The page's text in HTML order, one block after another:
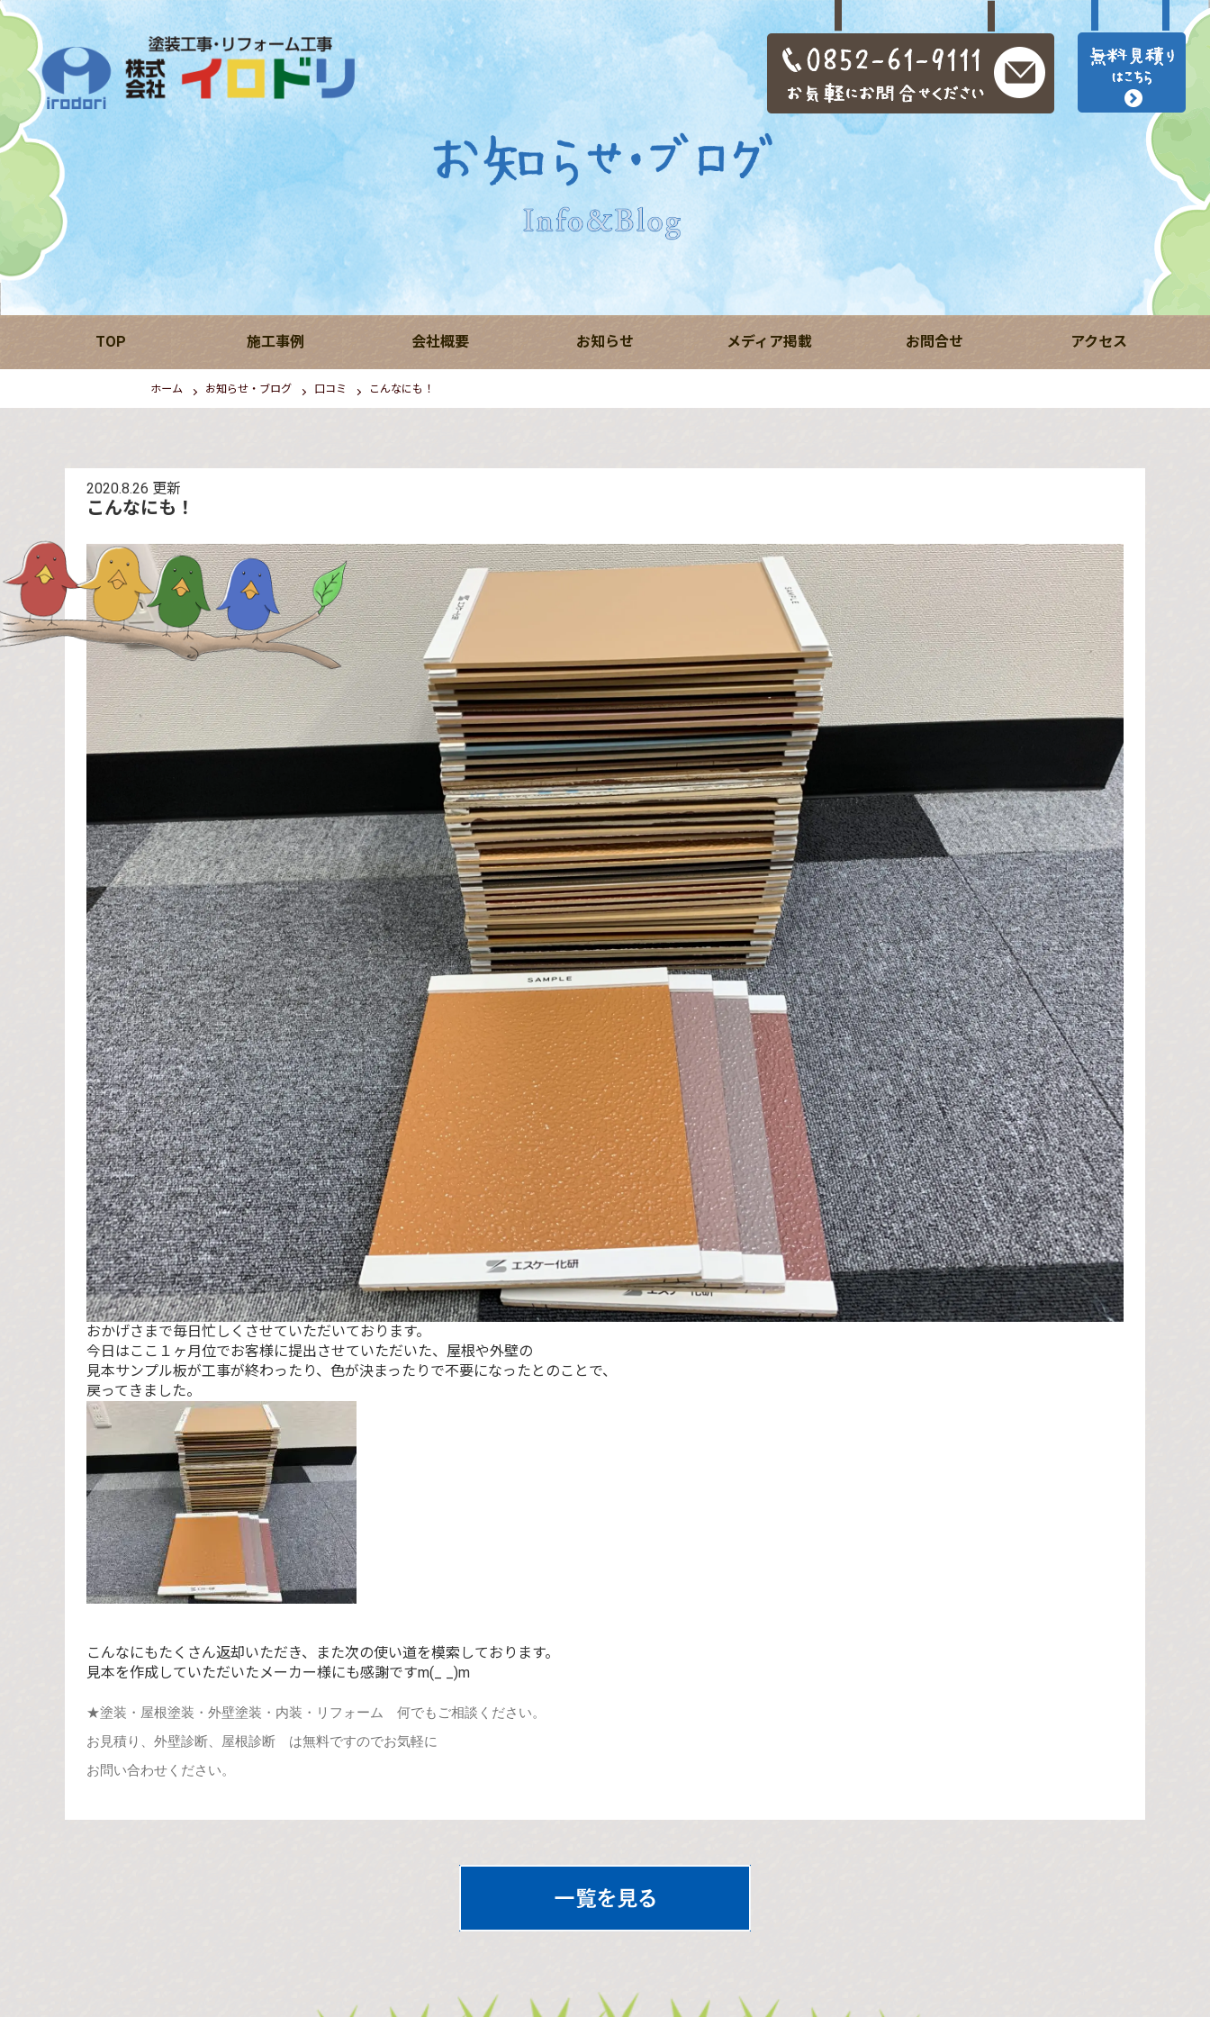
TOP 施工事例 会社概要 お知らせ メディア掲載 お問合せ アクセス
ホーム お知らせ・ブログ 口コミ こんなにも！
2020.8.26 更新
こんなにも！
おかげさまで毎日忙しくさせていただいております。
今日はここ１ヶ月位でお客様に提出させていただいた、屋根や外壁の
見本サンプル板が工事が終わったり、色が決まったりで不要になったとのことで、
戻ってきました。
こんなにもたくさん返却いただき、また次の使い道を模索しております。
見本を作成していただいたメーカー様にも感謝ですm(_ _)m
★塗装・屋根塗装・外壁塗装・内装・リフォーム 何でもご相談ください。
お見積り、外壁診断、屋根診断 は無料ですのでお気軽に
お問い合わせください。